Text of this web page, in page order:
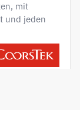
mit
und jeden